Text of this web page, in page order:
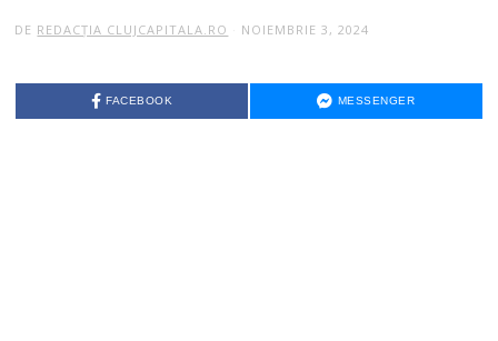
DE REDACȚIA CLUJCAPITALA.RO NOIEMBRIE 3, 2024
FACEBOOK MESSENGER